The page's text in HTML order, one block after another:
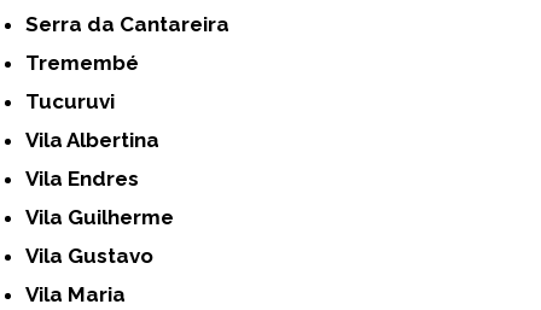
Serra da Cantareira
Tremembé
Tucuruvi
Vila Albertina
Vila Endres
Vila Guilherme
Vila Gustavo
Vila Maria